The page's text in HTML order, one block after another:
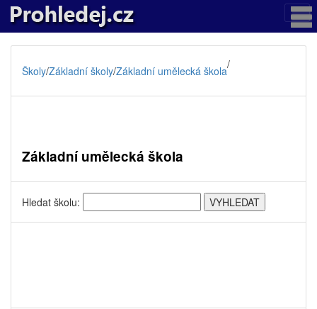
Školy/Základní školy/Základní umělecká škola/
Základní umělecká škola
Hledat školu: